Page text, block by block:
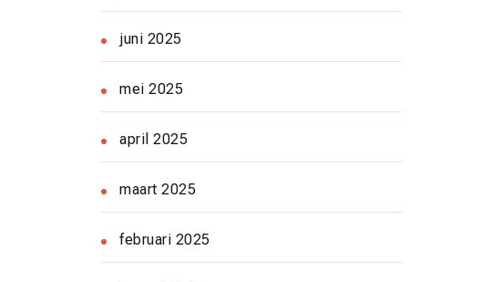
juni 2025
mei 2025
april 2025
maart 2025
februari 2025